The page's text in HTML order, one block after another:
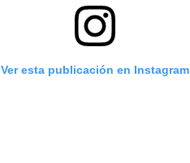
Ver esta publicación en Instagram